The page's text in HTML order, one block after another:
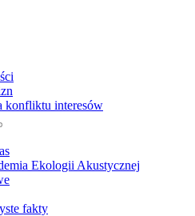
konfliktu interesów
Ekologii Akustycznej
fakty